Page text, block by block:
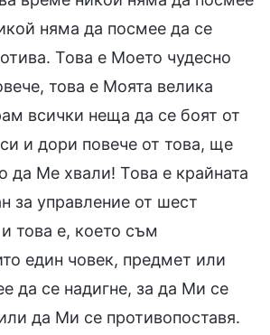
няма да посмее да се
Това е Моето чудесно
това е Моята велика
всички неща да се боят от
и дори повече от това, ще
да Ме хвали! Това е крайната
за управление от шест
това е, което съм
един човек, предмет или
да се надигне, за да Ми се
да Ми се противопоставя.